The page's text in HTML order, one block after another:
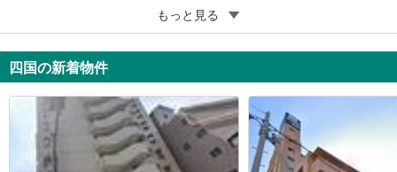
250万円
1R
ダイアパレス新内町
530万円
1DK
もっと見る
四国の新着物件